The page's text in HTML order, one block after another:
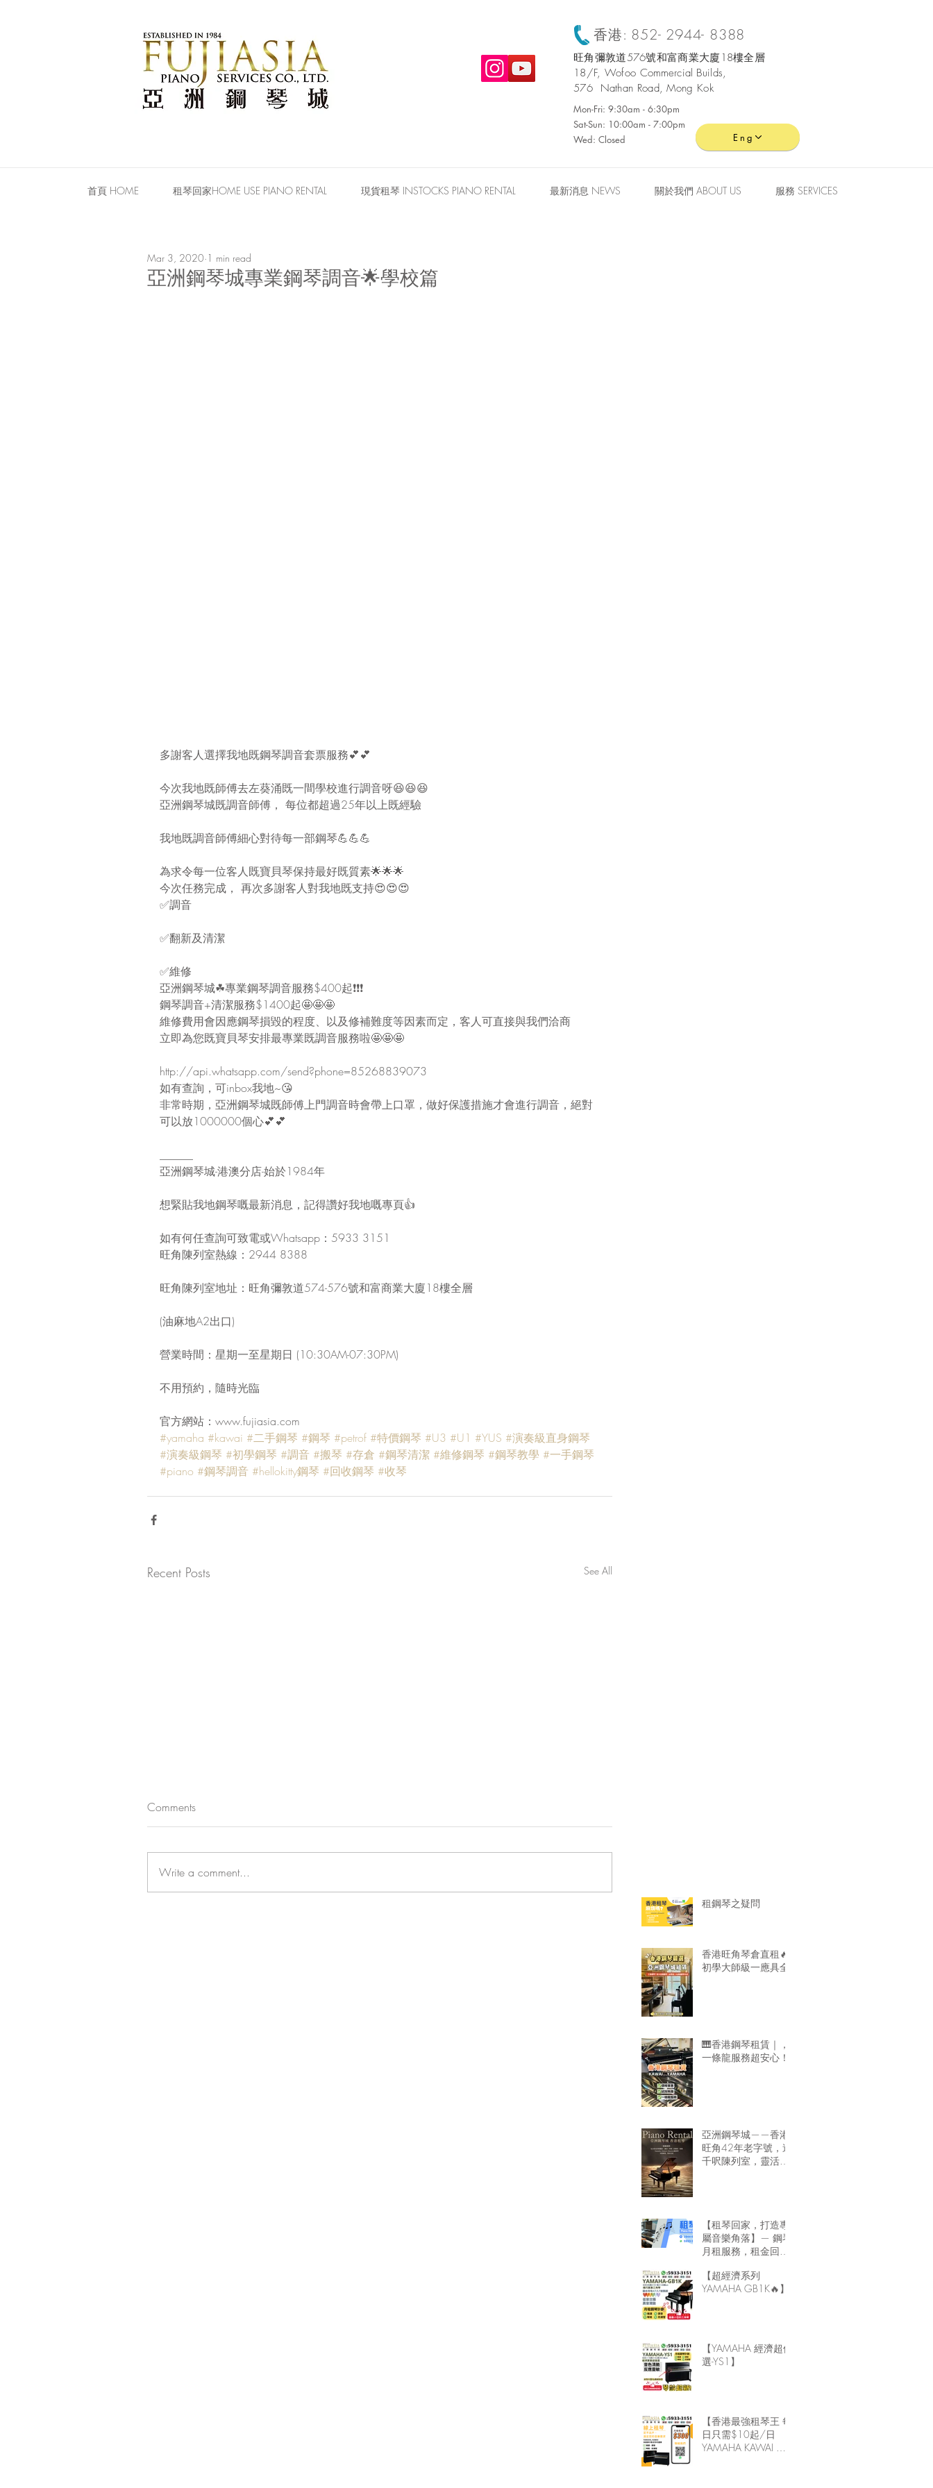
香港: 852- 2944- 8388
旺角彌敦道576號和富商業大廈18樓全層
​18/F, Wofoo Commercial Builds,
576 Nathan Road, Mong Kok
Mon-Fri: 9:30am - 6:30pm
Sat-Sun: 10:00am - 7:00pm
Wed: Closed
Eng
首頁 HOME 租琴回家HOME USE PIANO RENTAL 現貨租琴 INSTOCKS PIANO RENTAL 最新消息 NEWS 關於我們 ABOUT US 服務 SERVICES
亞洲鋼琴城專業鋼琴調音🌟學校篇
Mar 3, 2020 1 min read
多謝客人選擇我地既鋼琴調音套票服務💕💕
今次我地既師傅去左葵涌既一間學校進行調音呀😆😆😆
亞洲鋼琴城既調音師傅， 每位都超過25年以上既經驗
我地既調音師傅細心對待每一部鋼琴💪💪💪
為求令每一位客人既寶貝琴保持最好既質素🌟🌟🌟
今次任務完成， 再次多謝客人對我地既支持😍😍😍
✅調音
✅翻新及清潔
✅維修
亞洲鋼琴城☘專業鋼琴調音服務$400起❗❗❗
鋼琴調音+清潔服務$1400起🤩🤩🤩
維修費用會因應鋼琴損毀的程度、以及修補難度等因素而定，客人可直接與我們洽商
立即為您既寶貝琴安排最專業既調音服務啦🤩🤩🤩
http://api.whatsapp.com/send?phone=85268839073
如有查詢，可inbox我地~😘
非常時期，亞洲鋼琴城既師傅上門調音時會帶上口罩，做好保護措施才會進行調音，絕對
可以放1000000個心💕💕
亞洲鋼琴城-港澳分店-始於1984年
想緊貼我地鋼琴嘅最新消息，記得讚好我地嘅專頁👍
如有何任查詢可致電或Whatsapp：5933 3151
旺角陳列室熱線：2944 8388
旺角陳列室地址：旺角彌敦道574-576號和富商業大廈18樓全層
(油麻地A2出口)
營業時間：星期一至星期日 (10:30AM-07:30PM)
不用預約，隨時光臨
官方網站：www.fujiasia.com
#yamaha #kawai #二手鋼琴 #鋼琴 #petrof #特價鋼琴 #U3 #U1 #YUS #演奏級直身鋼琴
#演奏級鋼琴 #初學鋼琴 #調音 #搬琴 #存倉 #鋼琴清潔 #維修鋼琴 #鋼琴教學 #一手鋼琴
#piano #鋼琴調音 #hellokitty鋼琴 #回收鋼琴 #收琴
Recent Posts See All
Comments
Write a comment...
租鋼琴之疑問
香港旺角琴倉直租🔥
初學大師級一應具全
🎹香港鋼琴租賃｜，
一條龍服務超安心！
亞洲鋼琴城——香港
旺角42年老字號，逾
千呎陳列室，靈活租
【租琴回家，打造專
屬音樂角落】— 鋼琴
月租服務，租金回家
【超經濟系列
YAMAHA GB1K🔥】
【YAMAHA 經濟超值
選-YS1】
【香港最強租琴王 每
日只需$10起/日
YAMAHA KAWAI 鋼